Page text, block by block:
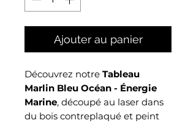
Ajouter au panier
Découvrez notre Tableau
Marlin Bleu Océan - Énergie
Marine, découpé au laser dans
du bois contreplaqué et peint